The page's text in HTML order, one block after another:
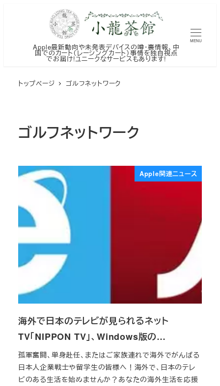
Apple最新動向や未発表デバイスの噂・裏情報、中
国でのカート（レーシングカート）事情を独自視点
でお届け!ユニークなサービスもあります!
MENU
トップページ ゴルフネットワーク
ゴルフネットワーク
Apple関連ニュース
海外で日本のテレビが見られるネット
TV「NIPPON TV」、Windows版の…
孤軍奮闘、単身赴任、またはご家族連れで海外でがんばる
日本人企業戦士や留学生の皆様へ！海外で、日本のテレ
ビのある生活を始めませんか？あなたの海外生活を応援